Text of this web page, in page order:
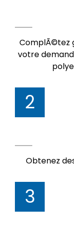
ComplÃ©tez
votre
2
Obtenez
3